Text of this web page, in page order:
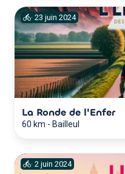
· 23 juin 2024
La Ronde de l'Enfer
60 km - Bailleul
· 2 juin 2024